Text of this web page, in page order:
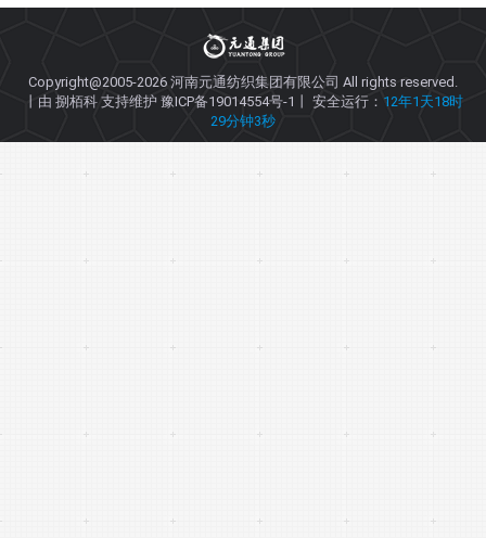
Copyright@2005-2026 河南元通纺织集团有限公司 All rights reserved.
丨由 捌栢科支持维护 豫ICP备19014554号-1 丨 安全运行： 12年1天18时
29分钟3秒